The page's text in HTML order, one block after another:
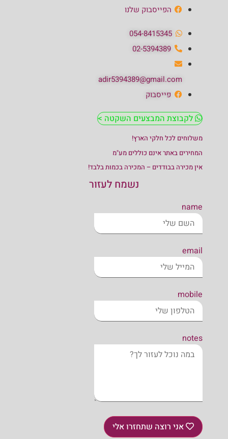
הפייסבוק שלנו
054-8415345
02-5394389
adir5394389@gmail.com
פייסבוק
לקבוצת המבצעים השקטה >
משלוחים לכל חלקי הארץ!
המחירים באתר אינם כוללים מע"מ
אין מכירה בבודדים – המכירה בכמות בלבד!
נשמח לעזור
name
email
mobile
notes
אני רוצה שתחזרו אלי